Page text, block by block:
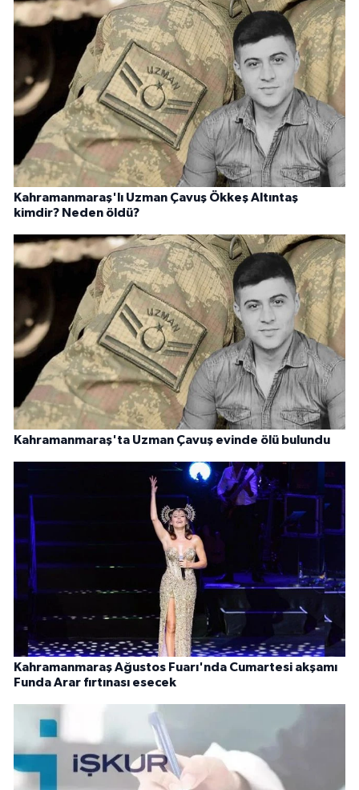
Kahramanmaraş'lı Uzman Çavuş Ökkeş Altıntaş
kimdir? Neden öldü?
Kahramanmaraş'ta Uzman Çavuş evinde ölü bulundu
Kahramanmaraş Ağustos Fuarı'nda Cumartesi akşamı
Funda Arar fırtınası esecek